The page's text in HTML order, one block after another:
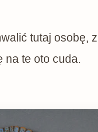
tutaj osobę,
na te oto cuda.